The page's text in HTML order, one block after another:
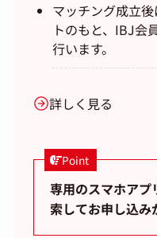
マッチング成立
トのもと、IBJ会
行います。
詳しく見る
Point
専用のスマホア
索してお申し込み